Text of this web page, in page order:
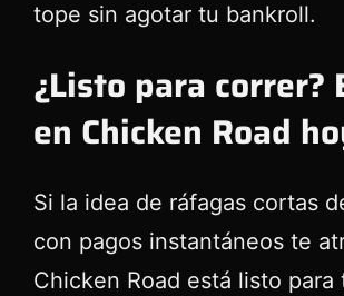
tope sin agotar tu bankroll.
¿Listo para correr?
en Chicken Road
Si la idea de ráfagas cortas
con pagos instantáneos te
Chicken Road está listo para